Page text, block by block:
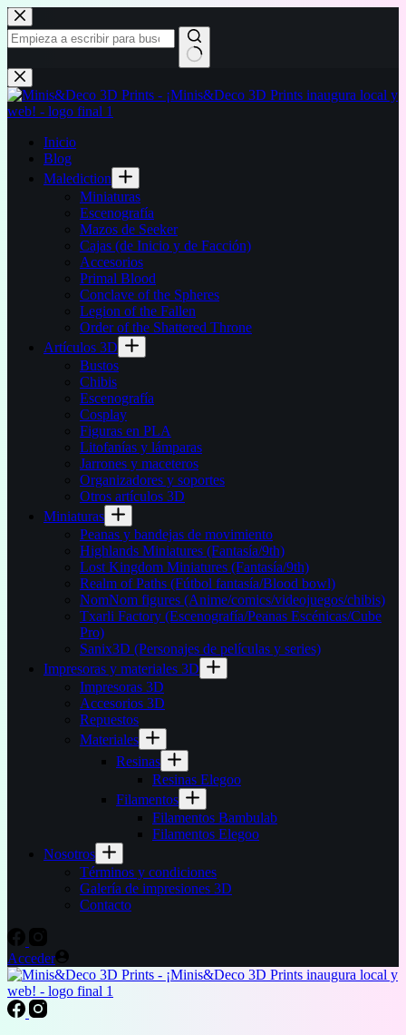
Saltar
al
contenido
Sin
resultados
Inicio
Blog
Malediction
Miniaturas
Escenografía
Mazos de Seeker
Cajas (de Inicio y de Facción)
Accesorios
Primal Blood
Conclave of the Spheres
Legion of the Fallen
Order of the Shattered Throne
Artículos 3D
Bustos
Chibis
Escenografía
Cosplay
Figuras en PLA
Litofanías y lámparas
Jarrones y maceteros
Organizadores y soportes
Otros artículos 3D
Miniaturas
Peanas y bandejas de movimiento
Highlands Miniatures (Fantasía/9th)
Lost Kingdom Miniatures (Fantasía/9th)
Realm of Paths (Fútbol fantasía/Blood bowl)
NomNom figures (Anime/comics/videojuegos/chibis)
Txarli Factory (Escenografía/Peanas Escénicas/Cube
Pro)
Sanix3D (Personajes de películas y series)
Impresoras y materiales 3D
Impresoras 3D
Accesorios 3D
Repuestos
Materiales
Resinas
Resinas Elegoo
Filamentos
Filamentos Bambulab
Filamentos Elegoo
Nosotros
Términos y condiciones
Galería de impresiones 3D
Contacto
Acceder